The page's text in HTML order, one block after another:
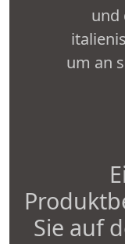
und
um an
Sie auf